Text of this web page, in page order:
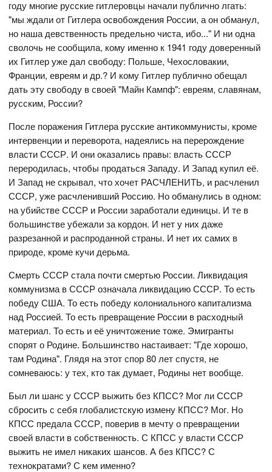
году многие русские гитлеровцы начали публично лгать:
"мы ждали от Гитлера освобождения России, а он обманул,
но наша девственность предельно чиста, ибо..." И ни одна
сволочь не сообщила, кому именно к 1941 году доверенный
их Гитлер уже дал свободу: Польше, Чехословакии,
Франции, евреям и др.? И кому Гитлер публично обещал
дать эту свободу в своей "Майн Кампф": евреям, славянам,
русским, России?
После поражения Гитлера русские антикоммунисты, кроме
интервенции и переворота, надеялись на перерождение
власти СССР. И они оказались правы: власть СССР
переродилась, чтобы продаться Западу. И Запад купил её.
И Запад не скрывал, что хочет РАСЧЛЕНИТЬ, и расчленил
СССР, уже расчленивший Россию. Но обманулись в одном:
на убийстве СССР и России заработали единицы. И те в
большинстве убежали за кордон. И нет у них даже
разрезанной и распроданной страны. И нет их самих в
природе, кроме кучи дерьма.
Смерть СССР стала почти смертью России. Ликвидация
коммунизма в СССР означала ликвидацию СССР. То есть
победу США. То есть победу колониального капитализма
над Россией. То есть превращение России в расходный
материал. То есть и её уничтожение тоже. Эмигранты
спорят о Родине. Большинство настаивает: "Где хорошо,
там Родина". Глядя на этот спор 80 лет спустя, не
сомневаюсь: у тех, кто так думает, Родины нет вообще.
Был ли шанс у СССР выжить без КПСС? Мог ли СССР
сбросить с себя глобалистскую измену КПСС? Мог. Но
КПСС предала СССР, поверив в мечту о превращении
своей власти в собственность. С КПСС у власти СССР
выжить не имел никаких шансов. А без КПСС? С
технократами? С кем именно?